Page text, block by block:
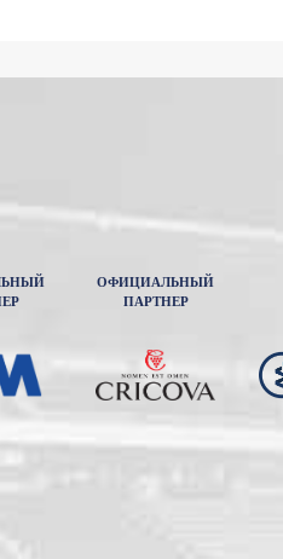
ОФИЦИАЛЬНЫЙ
ПАРТНЕР